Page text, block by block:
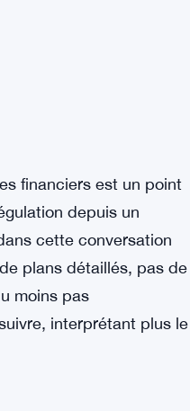
financiers est un point
depuis un
cette conversation
plans détaillés, pas de
moins pas
interprétant plus le